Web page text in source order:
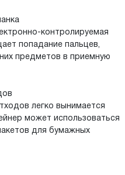
контролируемая
попадание пальцев,
предметов в приемную
легко вынимается
может использоваться
для бумажных